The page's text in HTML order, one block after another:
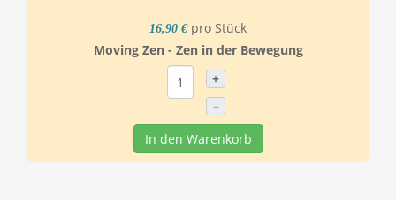
16,90 € pro Stück
Moving Zen - Zen in der Bewegung
+
–
In den Warenkorb